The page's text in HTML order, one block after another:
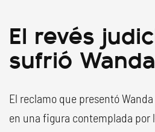
El revés
sufrió
El reclamo que presentó
en una figura contemplada por